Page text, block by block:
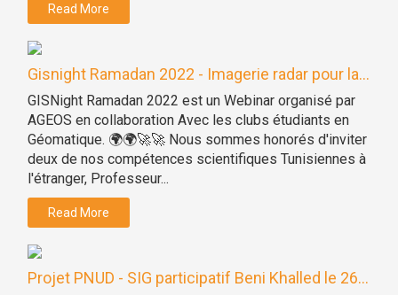
Read More
Gisnight Ramadan 2022 - Imagerie radar pour la...
GISNight Ramadan 2022 est un Webinar organisé par
AGEOS en collaboration Avec les clubs étudiants en
Géomatique. 🌍🌍🚀🚀 Nous sommes honorés d'inviter
deux de nos compétences scientifiques Tunisiennes à
l'étranger, Professeur...
Read More
Projet PNUD - SIG participatif Beni Khalled le 26...